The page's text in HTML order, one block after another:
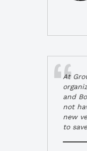
At
and
not
new
to